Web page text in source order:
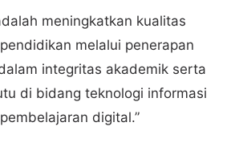
meningkatkan kualitas
melalui penerapan
integritas akademik serta
di bidang teknologi informasi
digital.”